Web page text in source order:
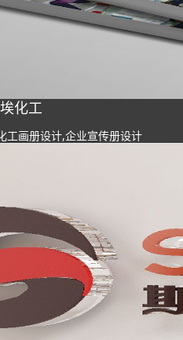
化工
工画册设计,企业宣传册设计